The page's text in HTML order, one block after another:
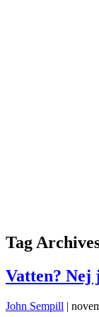
Tag
Vatten? Nej
John Sempill |